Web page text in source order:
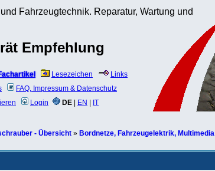
Fahrzeugtechnik. Reparatur, Wartung und
Empfehlung
Lesezeichen
Links
FAQ, Impressum & Datenschutz
Login DE EN IT
- Übersicht » Bordnetze, Fahrzeugelektrik, Multimedia